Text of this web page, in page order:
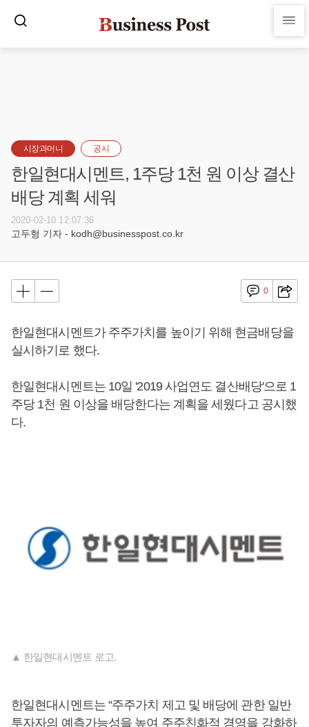
시장과머니 공시
한일현대시멘트, 1주당 1천 원 이상 결산
배당 계획 세워
2020-02-10 12:07:36
고두형 기자 - kodh@businesspost.co.kr
0
한일현대시멘트가 주주가치를 높이기 위해 현금배당을
실시하기로 했다.
한일현대시멘트는 10일 '2019 사업연도 결산배당'으로 1
주당 1천 원 이상을 배당한다는 계획을 세웠다고 공시했
다.
▲ 한일현대시멘트 로고.
한일현대시멘트는 “주주가치 제고 및 배당에 관한 일반
투자자의 예측가능성을 높여 주주친화적 경영을 강화하